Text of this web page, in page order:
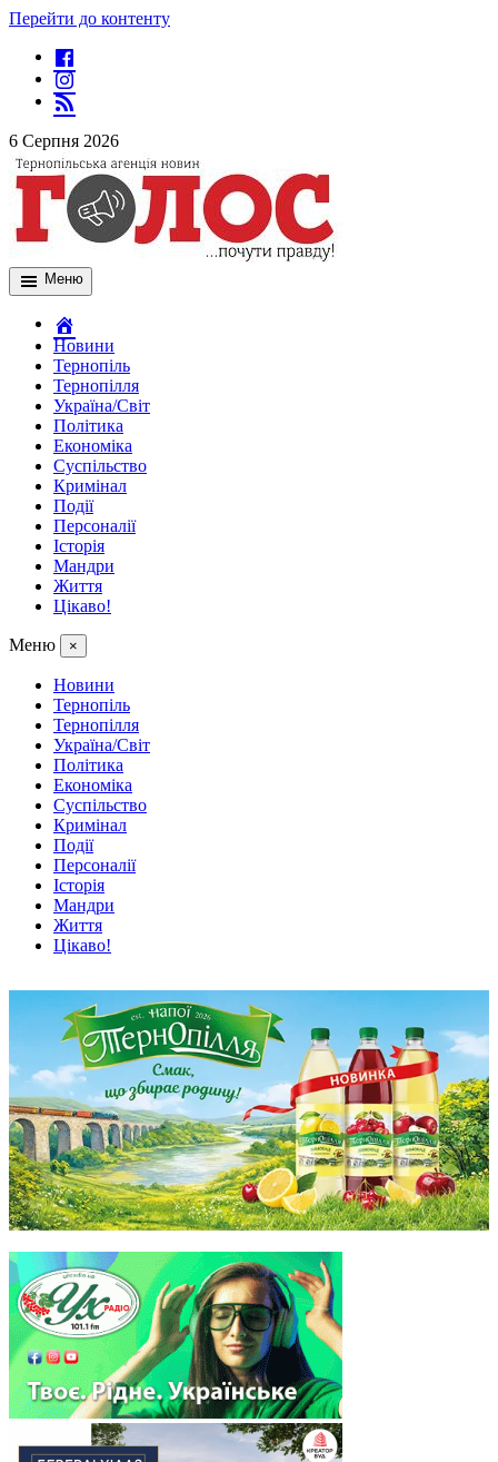
Перейти до контенту
6 Серпня 2026
Меню
Новини
Тернопіль
Тернопілля
Україна/Світ
Політика
Економіка
Суспільство
Кримінал
Події
Персоналії
Історія
Мандри
Життя
Цікаво!
Меню ×
Новини
Тернопіль
Тернопілля
Україна/Світ
Політика
Економіка
Суспільство
Кримінал
Події
Персоналії
Історія
Мандри
Життя
Цікаво!